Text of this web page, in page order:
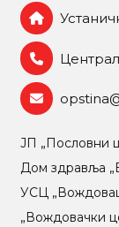
ЈП „Пословни
Дом здравља
УСЦ
„Вождовачки